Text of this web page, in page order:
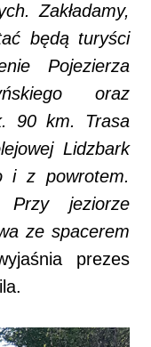
Zakładamy,
będą turyści
Pojezierza
oraz
90 km. Trasa
Lidzbark
i z powrotem.
jeziorze
ze spacerem
prezes